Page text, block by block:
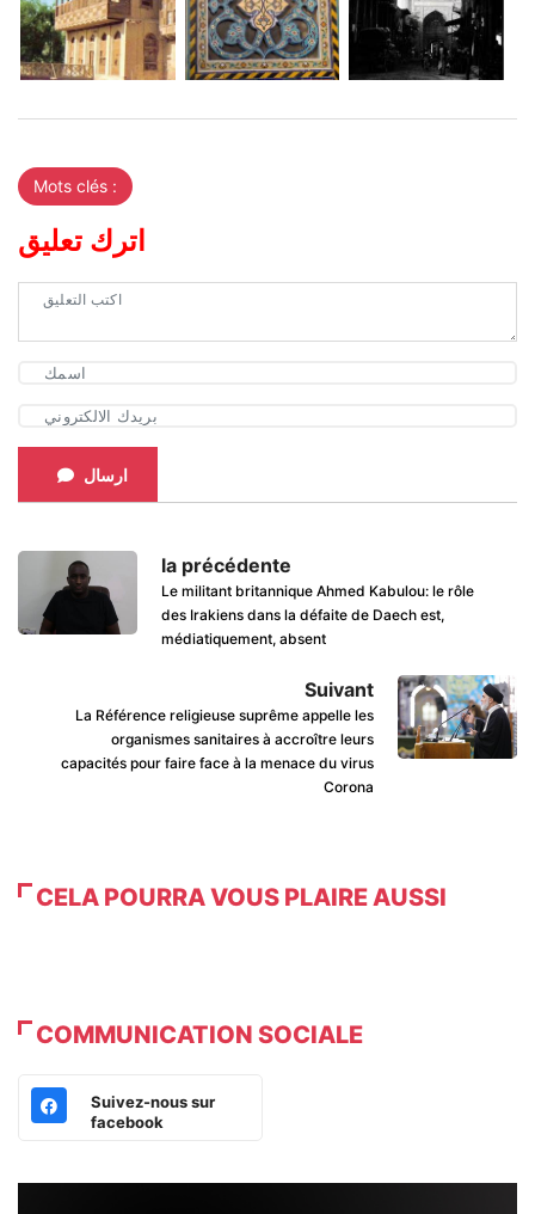
Mots clés :
اترك تعليق
ارسال
la précédente
Le militant britannique Ahmed Kabulou: le rôle
des Irakiens dans la défaite de Daech est,
médiatiquement, absent
Suivant
La Référence religieuse suprême appelle les
organismes sanitaires à accroître leurs
capacités pour faire face à la menace du virus
Corona
CELA POURRA VOUS PLAIRE AUSSI
COMMUNICATION SOCIALE
Suivez-nous sur
facebook